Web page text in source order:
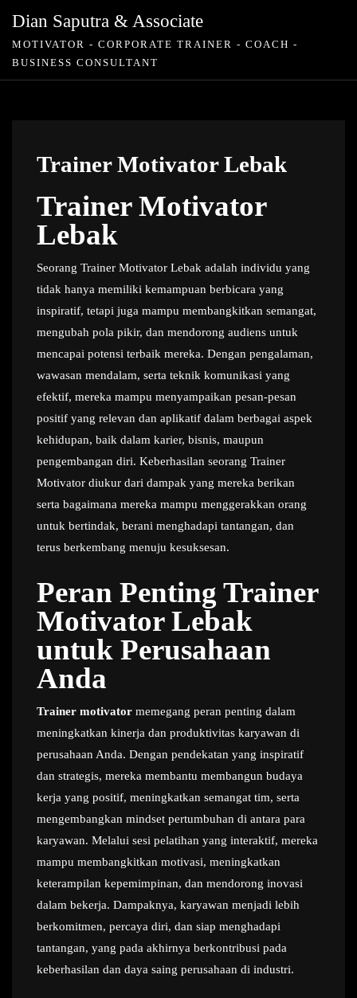
Dian Saputra & Associate
MOTIVATOR - CORPORATE TRAINER - COACH -
BUSINESS CONSULTANT
Trainer Motivator Lebak
Trainer Motivator
Lebak
Seorang Trainer Motivator Lebak adalah individu yang
tidak hanya memiliki kemampuan berbicara yang
inspiratif, tetapi juga mampu membangkitkan semangat,
mengubah pola pikir, dan mendorong audiens untuk
mencapai potensi terbaik mereka. Dengan pengalaman,
wawasan mendalam, serta teknik komunikasi yang
efektif, mereka mampu menyampaikan pesan-pesan
positif yang relevan dan aplikatif dalam berbagai aspek
kehidupan, baik dalam karier, bisnis, maupun
pengembangan diri. Keberhasilan seorang Trainer
Motivator diukur dari dampak yang mereka berikan
serta bagaimana mereka mampu menggerakkan orang
untuk bertindak, berani menghadapi tantangan, dan
terus berkembang menuju kesuksesan.
Peran Penting Trainer
Motivator Lebak
untuk Perusahaan
Anda
Trainer motivator memegang peran penting dalam
meningkatkan kinerja dan produktivitas karyawan di
perusahaan Anda. Dengan pendekatan yang inspiratif
dan strategis, mereka membantu membangun budaya
kerja yang positif, meningkatkan semangat tim, serta
mengembangkan mindset pertumbuhan di antara para
karyawan. Melalui sesi pelatihan yang interaktif, mereka
mampu membangkitkan motivasi, meningkatkan
keterampilan kepemimpinan, dan mendorong inovasi
dalam bekerja. Dampaknya, karyawan menjadi lebih
berkomitmen, percaya diri, dan siap menghadapi
tantangan, yang pada akhirnya berkontribusi pada
keberhasilan dan daya saing perusahaan di industri.